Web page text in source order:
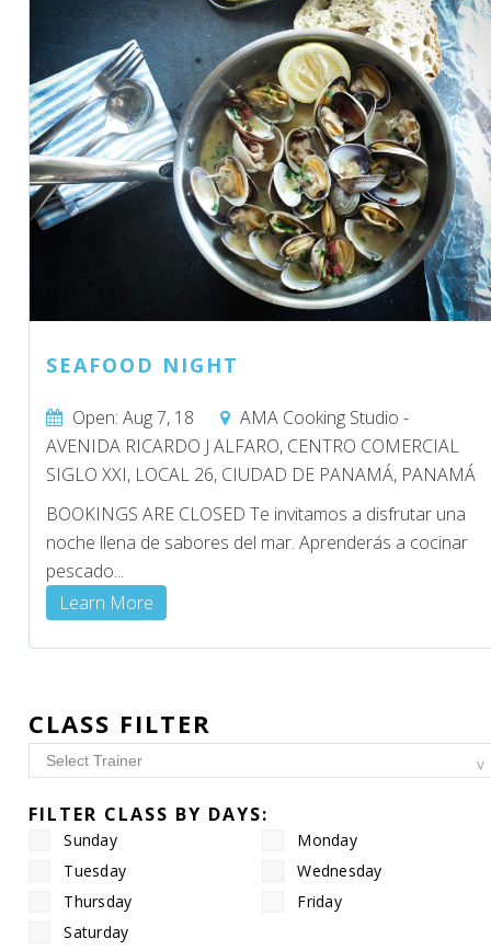
SEAFOOD NIGHT
Open: Aug 7, 18
AMA Cooking Studio -
AVENIDA RICARDO J ALFARO, CENTRO COMERCIAL
SIGLO XXI, LOCAL 26, CIUDAD DE PANAMÁ, PANAMÁ
BOOKINGS ARE CLOSED Te invitamos a disfrutar una
noche llena de sabores del mar. Aprenderás a cocinar
pescado...
Learn More
CLASS FILTER
FILTER CLASS BY DAYS:
Sunday
Monday
Tuesday
Wednesday
Thursday
Friday
Saturday